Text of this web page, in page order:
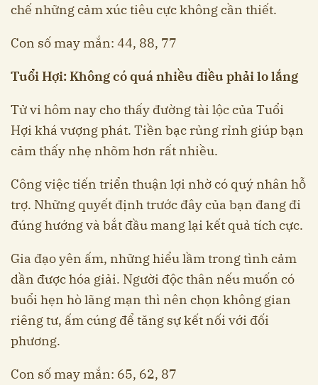
chế những cảm xúc tiêu cực không cần thiết.
Con số may mắn: 44, 88, 77
Tuổi Hợi: Không có quá nhiều điều phải lo lắng
Tử vi hôm nay cho thấy đường tài lộc của Tuổi
Hợi khá vượng phát. Tiền bạc rủng rỉnh giúp bạn
cảm thấy nhẹ nhõm hơn rất nhiều.
Công việc tiến triển thuận lợi nhờ có quý nhân hỗ
trợ. Những quyết định trước đây của bạn đang đi
đúng hướng và bắt đầu mang lại kết quả tích cực.
Gia đạo yên ấm, những hiểu lầm trong tình cảm
dần được hóa giải. Người độc thân nếu muốn có
buổi hẹn hò lãng mạn thì nên chọn không gian
riêng tư, ấm cúng để tăng sự kết nối với đối
phương.
Con số may mắn: 65, 62, 87